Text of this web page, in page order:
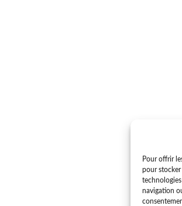
Pour offrir
pour stocker
navigation